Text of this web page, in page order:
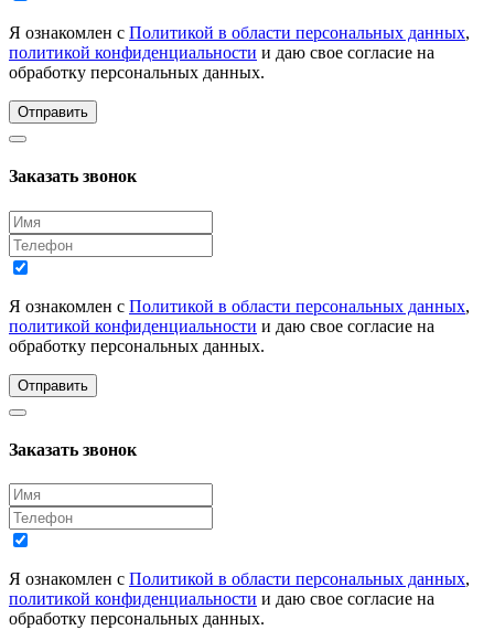
Я ознакомлен с Политикой в области персональных данных,
политикой конфиденциальности и даю свое согласие на
обработку персональных данных.
Отправить
Заказать звонок
Я ознакомлен с Политикой в области персональных данных,
политикой конфиденциальности и даю свое согласие на
обработку персональных данных.
Отправить
Заказать звонок
Я ознакомлен с Политикой в области персональных данных,
политикой конфиденциальности и даю свое согласие на
обработку персональных данных.